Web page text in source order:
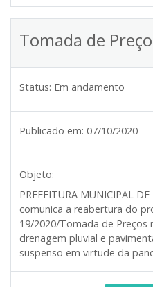
Tomada de
Status: Em andamento
Publicado em: 07/10/2020
Objeto:
PREFEITURA MUNICIPAL
comunica a reabertura do
19/2020/Tomada de Preços
drenagem pluvial e
suspenso em virtude da